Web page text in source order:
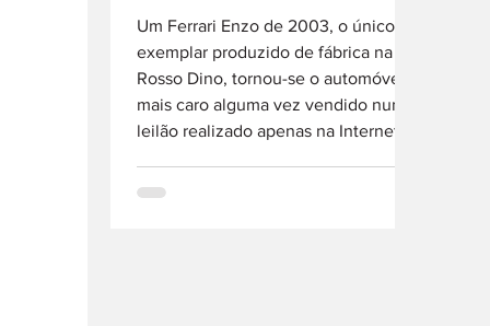
Um Ferrari Enzo de 2003, o único
exemplar produzido de fábrica na cor
Rosso Dino, tornou-se o automóvel
mais caro alguma vez vendido num
leilão realizado apenas na Internet. A
duPont REGISTRY Live e terminou